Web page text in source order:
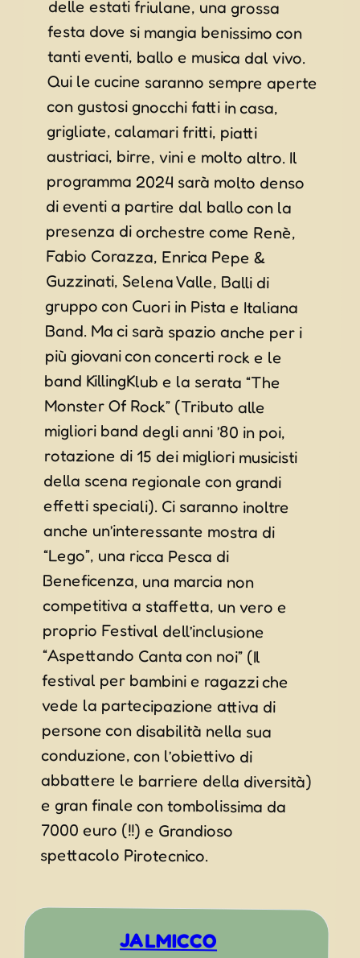
tanti eventi, ballo e musica dal vivo.
Qui le cucine saranno sempre aperte
con gustosi gnocchi fatti in casa,
grigliate, calamari fritti, piatti
austriaci, birre, vini e molto altro. Il
programma 2024 sarà molto denso
di eventi a partire dal ballo con la
presenza di orchestre come Renè,
Fabio Corazza, Enrica Pepe &
Guzzinati, Selena Valle, Balli di
gruppo con Cuori in Pista e Italiana
Band. Ma ci sarà spazio anche per i
più giovani con concerti rock e le
band KillingKlub e la serata “The
Monster Of Rock” (Tributo alle
migliori band degli anni ’80 in poi,
rotazione di 15 dei migliori musicisti
della scena regionale con grandi
effetti speciali). Ci saranno inoltre
anche un’interessante mostra di
“Lego”, una ricca Pesca di
Beneficenza, una marcia non
competitiva a staffetta, un vero e
proprio Festival dell’inclusione
“Aspettando Canta con noi” (Il
festival per bambini e ragazzi che
vede la partecipazione attiva di
persone con disabilità nella sua
conduzione, con l’obiettivo di
abbattere le barriere della diversità)
e gran finale con tombolissima da
7000 euro (!!) e Grandioso
spettacolo Pirotecnico.
JALMICCO